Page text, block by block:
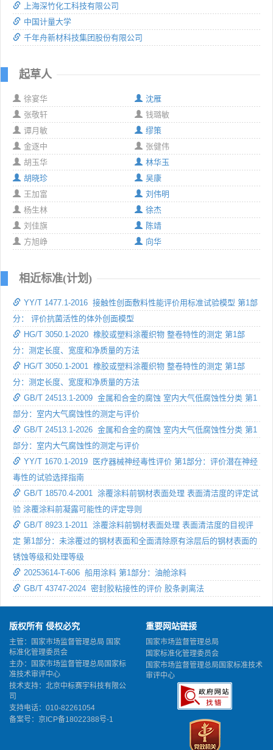
上海深竹化工科技有限公司
中国计量大学
千年舟新材科技集团股份有限公司
起草人
徐宴华
沈雁
张敬轩
钱璐敏
谭月敏
缪策
金逐中
张健伟
胡玉华
林华玉
胡晓珍
吴康
王加富
刘伟明
杨生林
徐杰
刘佳旗
陈靖
方旭峥
向华
相近标准(计划)
YY/T 1477.1-2016 接触性创面敷料性能评价用标准试验模型 第1部
分： 评价抗菌活性的体外创面模型
HG/T 3050.1-2020 橡胶或塑料涂覆织物 整卷特性的测定 第1部
分：测定长度、宽度和净质量的方法
HG/T 3050.1-2001 橡胶或塑料涂覆织物 整卷特性的测定 第1部
分：测定长度、宽度和净质量的方法
GB/T 24513.1-2009 金属和合金的腐蚀 室内大气低腐蚀性分类 第1
部分：室内大气腐蚀性的测定与评价
GB/T 24513.1-2026 金属和合金的腐蚀 室内大气低腐蚀性分类 第1
部分：室内大气腐蚀性的测定与评价
YY/T 1670.1-2019 医疗器械神经毒性评价 第1部分：评价潜在神经
毒性的试验选择指南
GB/T 18570.4-2001 涂覆涂料前钢材表面处理 表面清洁度的评定试
验 涂覆涂料前凝露可能性的评定导则
GB/T 8923.1-2011 涂覆涂料前钢材表面处理 表面清洁度的目视评
定 第1部分：未涂覆过的钢材表面和全面清除原有涂层后的钢材表面的
锈蚀等级和处理等级
20253614-T-606 船用涂料 第1部分：油舱涂料
GB/T 43747-2024 密封胶粘接性的评价 胶条剥离法
版权所有 侵权必究
主管：国家市场监督管理总局 国家
标准化管理委员会
主办：国家市场监督管理总局国家标
准技术审评中心
技术支持：北京中标赛宇科技有限公
司
支持电话：010-82261054
备案号： 京ICP备18022388号-1
重要网站链接
国家市场监督管理总局
国家标准化管理委员会
国家市场监督管理总局国家标准技术
审评中心